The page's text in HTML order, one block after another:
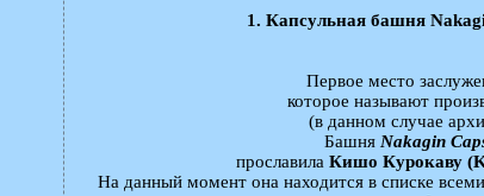
1. Капсульная башня
Первое место
которое называют
(в данном случае
Башня Nakagin
прославила Кишо Курокаву
На данный момент она находится в списке